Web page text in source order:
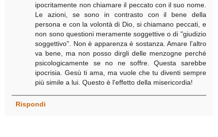
ipocritamente non chiamare il peccato con il suo nome.
Le azioni, se sono in contrasto con il bene della
persona e con la volontà di Dio, si chiamano peccati, e
non sono questioni meramente soggettive o di "giudizio
soggettivo". Non è apparenza è sostanza. Amare l'altro
va bene, ma non posso dirgli delle menzogne perché
psicologicamente se no ne soffre. Questa sarebbe
ipocrisia. Gesù ti ama, ma vuole che tu diventi sempre
più simile a lui. Questo è l'effetto della misericordia!
Rispondi